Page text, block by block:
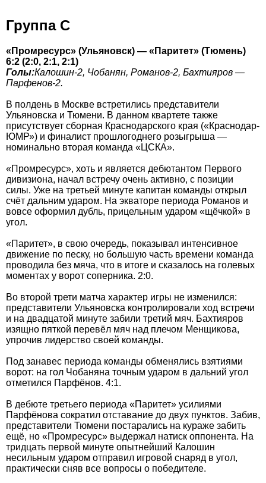
Группа С
«Промресурс» (Ульяновск) — «Паритет» (Тюмень)
6:2 (2:0, 2:1, 2:1)
Голы:Калошин-2, Чобанян, Романов-2, Бахтияров —
Парфенов-2.
В полдень в Москве встретились представители
Ульяновска и Тюмени. В данном квартете также
присутствует сборная Краснодарского края («Краснодар-
ЮМР») и финалист прошлогоднего розыгрыша —
номинально вторая команда «ЦСКА».
«Промресурс», хоть и является дебютантом Первого
дивизиона, начал встречу очень активно, с позиции
силы. Уже на третьей минуте капитан команды открыл
счёт дальним ударом. На экваторе периода Романов и
вовсе оформил дубль, прицельным ударом «щёчкой» в
угол.
«Паритет», в свою очередь, показывал интенсивное
движение по песку, но большую часть времени команда
проводила без мяча, что в итоге и сказалось на голевых
моментах у ворот соперника. 2:0.
Во второй трети матча характер игры не изменился:
представители Ульяновска контролировали ход встречи
и на двадцатой минуте забили третий мяч. Бахтияров
изящно пяткой перевёл мяч над плечом Менщикова,
упрочив лидерство своей команды.
Под занавес периода команды обменялись взятиями
ворот: на гол Чобаняна точным ударом в дальний угол
отметился Парфёнов. 4:1.
В дебюте третьего периода «Паритет» усилиями
Парфёнова сократил отставание до двух пунктов. Забив,
представители Тюмени постарались на кураже забить
ещё, но «Промресурс» выдержал натиск оппонента. На
тридцать первой минуте опытнейший Калошин
несильным ударом отправил игровой снаряд в угол,
практически сняв все вопросы о победителе.